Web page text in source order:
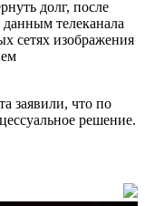
долг, после
телеканала
сетях изображения
заявили, что по
решение.